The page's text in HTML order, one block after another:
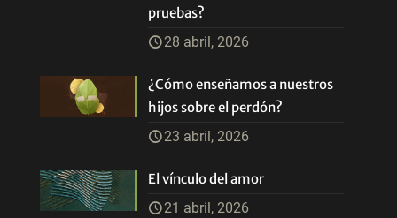
pruebas?
28 abril, 2026
¿Cómo enseñamos a nuestros
hijos sobre el perdón?
23 abril, 2026
El vínculo del amor
21 abril, 2026